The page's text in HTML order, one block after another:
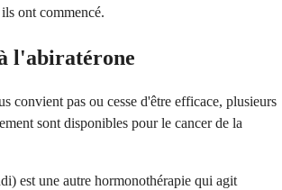
ont commencé.
l'abiratérone
convient pas ou cesse d'être efficace, plusieurs
sont disponibles pour le cancer de la
est une autre hormonothérapie qui agit